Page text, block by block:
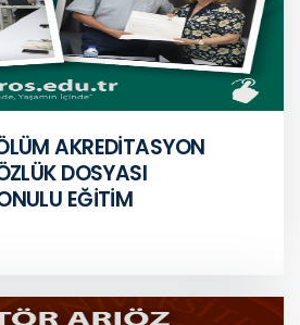
AKREDİTASYON
DOSYASI
EĞİTİM